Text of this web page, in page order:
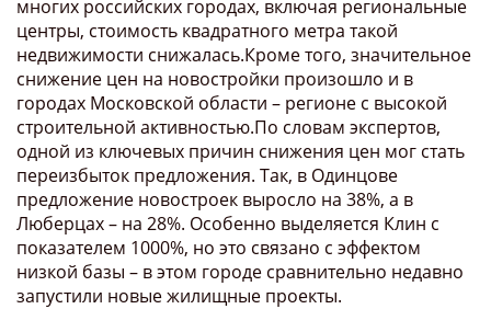
многих российских городах, включая региональные
центры, стоимость квадратного метра такой
недвижимости снижалась.Кроме того, значительное
снижение цен на новостройки произошло и в
городах Московской области – регионе с высокой
строительной активностью.По словам экспертов,
одной из ключевых причин снижения цен мог стать
переизбыток предложения. Так, в Одинцове
предложение новостроек выросло на 38%, а в
Люберцах – на 28%. Особенно выделяется Клин с
показателем 1000%, но это связано с эффектом
низкой базы – в этом городе сравнительно недавно
запустили новые жилищные проекты.